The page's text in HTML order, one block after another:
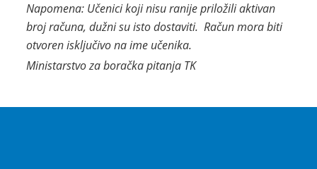
Napomena: Učenici koji nisu ranije priložili aktivan
broj računa, dužni su isto dostaviti. Račun mora biti
otvoren isključivo na ime učenika.
Ministarstvo za boračka pitanja TK